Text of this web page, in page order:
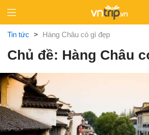
content
Tin tức > Hàng Châu có gì đẹp
Chủ đề: Hàng Châu